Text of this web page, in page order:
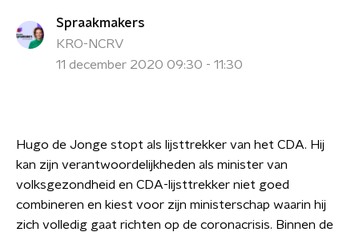
Spraakmakers
KRO-NCRV
11 december 2020 09:30 - 11:30
Hugo de Jonge stopt als lijsttrekker van het CDA. Hij
kan zijn verantwoordelijkheden als minister van
volksgezondheid en CDA-lijsttrekker niet goed
combineren en kiest voor zijn ministerschap waarin hij
zich volledig gaat richten op de coronacrisis. Binnen de